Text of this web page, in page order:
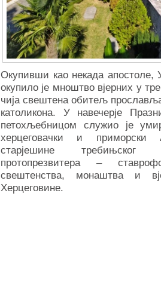
Окупивши као некада апостоле,
окупило је мноштво вјерних у
чија свештена обитељ
католикона. У навечерје
петохљебницом служио је
херцеговачки и приморски
старјешине требињског
протопрезвитера –
свештенства, монаштва и
Херцеговине.